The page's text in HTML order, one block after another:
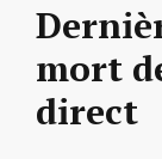
mort
direct